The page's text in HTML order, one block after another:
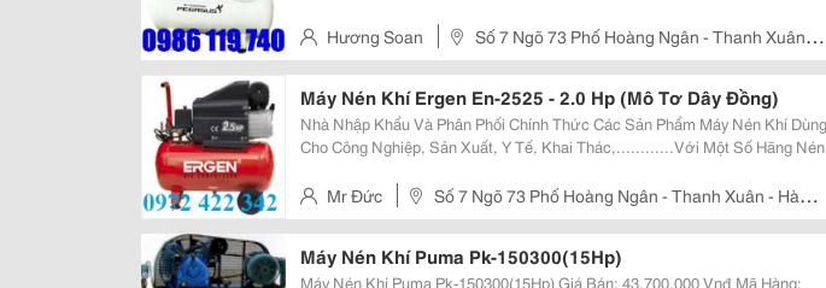
Chúng Tôi Xin Cam Chất Lượ
Hương Soan
Số 7 Ngõ 73 Phố Hoàng Ngân - Thanh Xuân -
Hà Nội -
Máy Nén Khí Ergen En-2525 - 2.0 Hp (Mô Tơ Dây Đồng)
Nhà Nhập Khẩu Và Phân Phối Chính Thức Các Sản Phẩm Máy Nén Khí Dùng
Cho Công Nghiệp, Sản Xuất, Y Tế, Khai Thác,............Với Một Số Hãng Nén
D&Amp;D; Máy Sấy Khí, Đ
Mr Đức
Số 7 Ngõ 73 Phố Hoàng Ngân - Thanh Xuân - Hà
Nội
Máy Nén Khí Puma Pk-150300(15Hp)
Máy Nén Khí Puma Pk-150300(15Hp) Giá Bán: 43.700.000 Vnđ Mã Hàng: